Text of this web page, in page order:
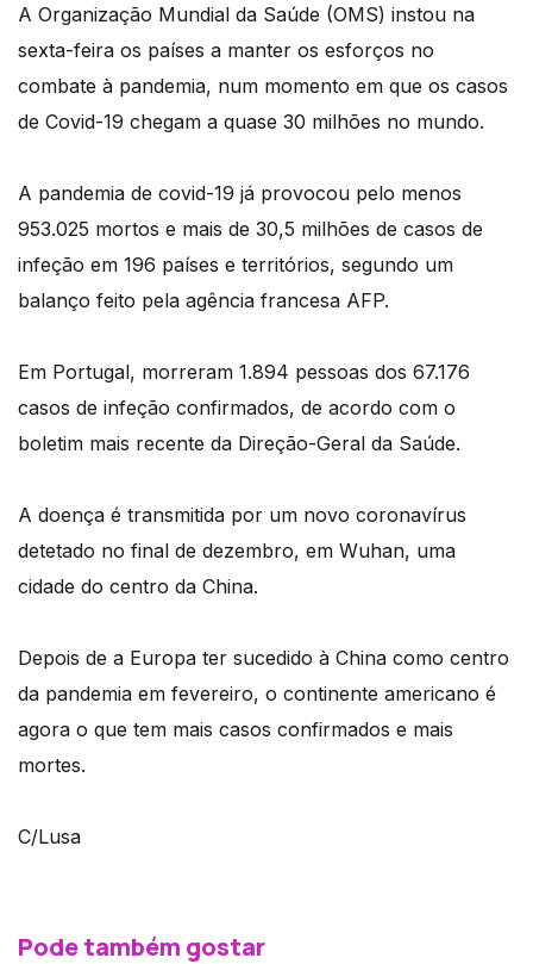
A Organização Mundial da Saúde (OMS) instou na
sexta-feira os países a manter os esforços no
combate à pandemia, num momento em que os casos
de Covid-19 chegam a quase 30 milhões no mundo.
A pandemia de covid-19 já provocou pelo menos
953.025 mortos e mais de 30,5 milhões de casos de
infeção em 196 países e territórios, segundo um
balanço feito pela agência francesa AFP.
Em Portugal, morreram 1.894 pessoas dos 67.176
casos de infeção confirmados, de acordo com o
boletim mais recente da Direção-Geral da Saúde.
A doença é transmitida por um novo coronavírus
detetado no final de dezembro, em Wuhan, uma
cidade do centro da China.
Depois de a Europa ter sucedido à China como centro
da pandemia em fevereiro, o continente americano é
agora o que tem mais casos confirmados e mais
mortes.
C/Lusa
Pode também gostar